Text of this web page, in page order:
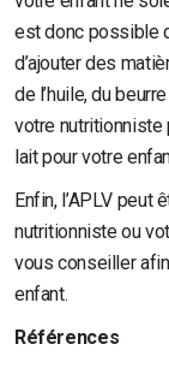
est donc possible
d’ajouter des
de l’huile, du
votre nutritionniste
lait pour votre
Enfin, l’APLV peut
nutritionniste ou
vous conseiller
enfant.
Références